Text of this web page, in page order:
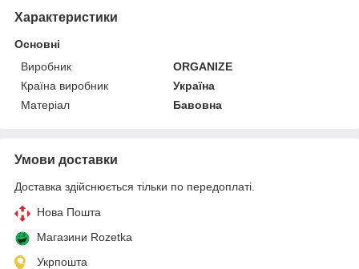
Характеристики
Основні
Виробник
ORGANIZE
Країна виробник
Україна
Матеріал
Бавовна
Умови доставки
Доставка здійснюється тільки по передоплаті.
Нова Пошта
Магазини Rozetka
Укрпошта